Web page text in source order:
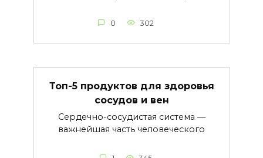
0 302
Топ-5 продуктов для здоровья
сосудов и вен
Сердечно-сосудистая система —
важнейшая часть человеческого